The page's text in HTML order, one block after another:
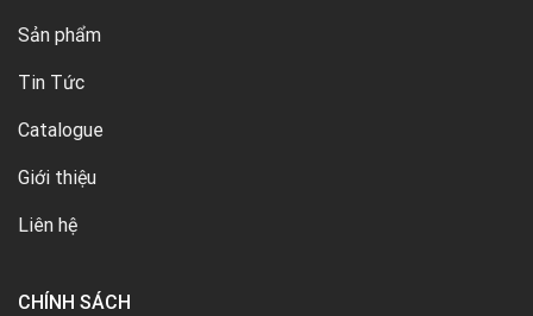
Sản phẩm
Tin Tức
Catalogue
Giới thiệu
Liên hệ
CHÍNH SÁCH